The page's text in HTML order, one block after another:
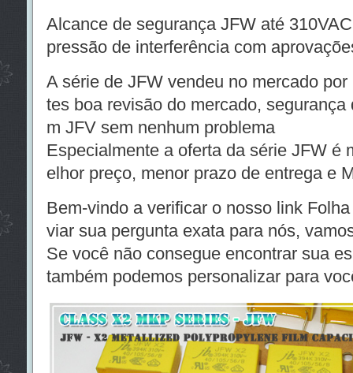
Alcance de segurança JFW até
pressão de interferência com
A série de JFW vendeu no mercado
tes boa revisão do mercado,
m JFV sem nenhum problema
Especialmente a oferta da série JFW é
elhor preço, menor prazo de entrega e
Bem-vindo a verificar o nosso link
viar sua pergunta exata para nós,
Se você não consegue encontrar sua
também podemos personalizar para